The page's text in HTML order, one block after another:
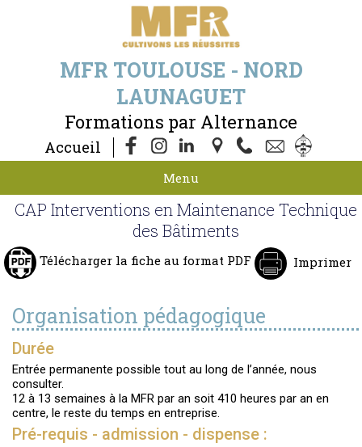
MFR TOULOUSE - NORD
LAUNAGUET
Formations par Alternance
Accueil
Menu
CAP Interventions en Maintenance Technique
des Bâtiments
Télécharger la fiche au format PDF Imprimer
Organisation pédagogique
Durée
Entrée permanente possible tout au long de l’année, nous
consulter.
12 à 13 semaines à la MFR par an soit 410 heures par an en
centre, le reste du temps en entreprise.
Pré-requis - admission - dispense :